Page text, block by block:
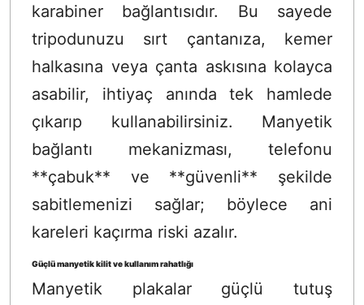
karabiner bağlantısıdır. Bu sayede
tripodunuzu sırt çantanıza, kemer
halkasına veya çanta askısına kolayca
asabilir, ihtiyaç anında tek hamlede
çıkarıp kullanabilirsiniz. Manyetik
bağlantı mekanizması, telefonu
**çabuk** ve **güvenli** şekilde
sabitlemenizi sağlar; böylece ani
kareleri kaçırma riski azalır.
Güçlü manyetik kilit ve kullanım rahatlığı
Manyetik plakalar güçlü tutuş